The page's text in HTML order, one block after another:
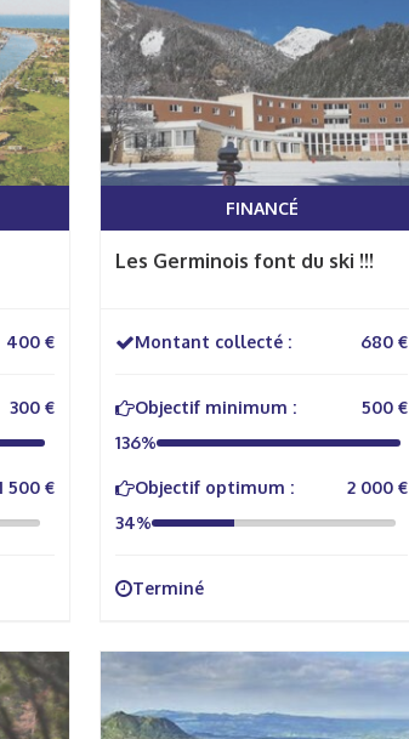
400 €
300 €
500 €
FINANCÉ
Les Germinois font du ski !!!
Montant collecté : 680 €
Objectif minimum :
500 €
136%
Objectif optimum :
2 000 €
34%
Terminé